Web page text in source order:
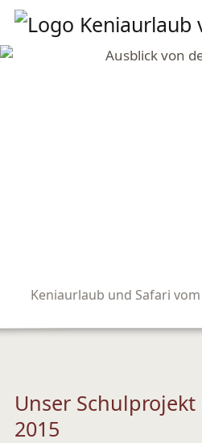
Keniaurlaub und Safari
Unser
2015